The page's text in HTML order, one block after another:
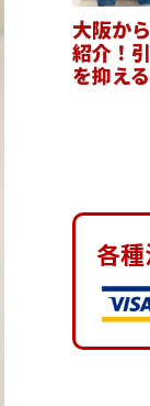
大阪か
紹介！
を抑え
各